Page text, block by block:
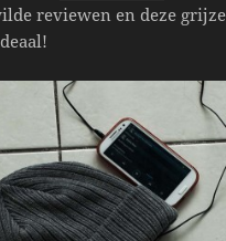
reviewen en deze